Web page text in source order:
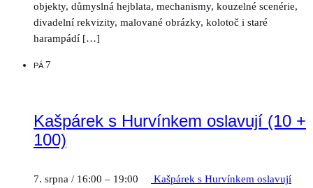
objekty, důmyslná hejblata, mechanismy, kouzelné scenérie,
divadelní rekvizity, malované obrázky, kolotoč i staré
harampádí […]
PÁ 7
Kašpárek s Hurvínkem oslavují (10 +
100)
7. srpna / 16:00 – 19:00
Kašpárek s Hurvínkem oslavují